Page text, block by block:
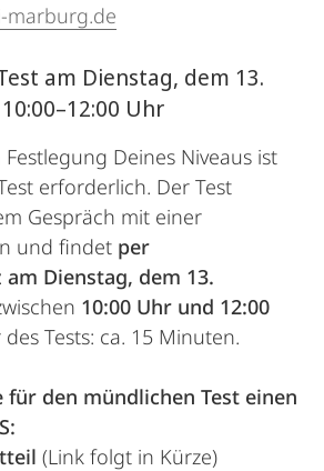
marburg.de
am Dienstag, dem 13.
Uhr
Deines Niveaus ist
erforderlich. Der Test
Gespräch mit einer
und findet per
Dienstag, dem 13.
10:00 Uhr und 12:00
Tests: ca. 15 Minuten.
für den mündlichen Test einen
(Link folgt in Kürze)